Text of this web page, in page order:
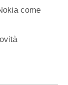
come